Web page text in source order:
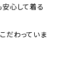
安心して着る
だわっていま